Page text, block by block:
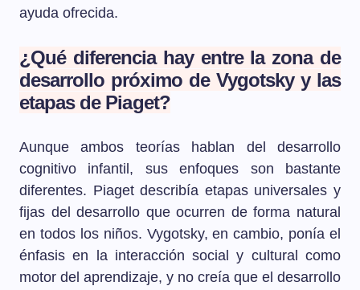
ayuda ofrecida.
¿Qué diferencia hay entre la zona de
desarrollo próximo de Vygotsky y las
etapas de Piaget?
Aunque ambos teorías hablan del desarrollo
cognitivo infantil, sus enfoques son bastante
diferentes. Piaget describía etapas universales y
fijas del desarrollo que ocurren de forma natural
en todos los niños. Vygotsky, en cambio, ponía el
énfasis en la interacción social y cultural como
motor del aprendizaje, y no creía que el desarrollo